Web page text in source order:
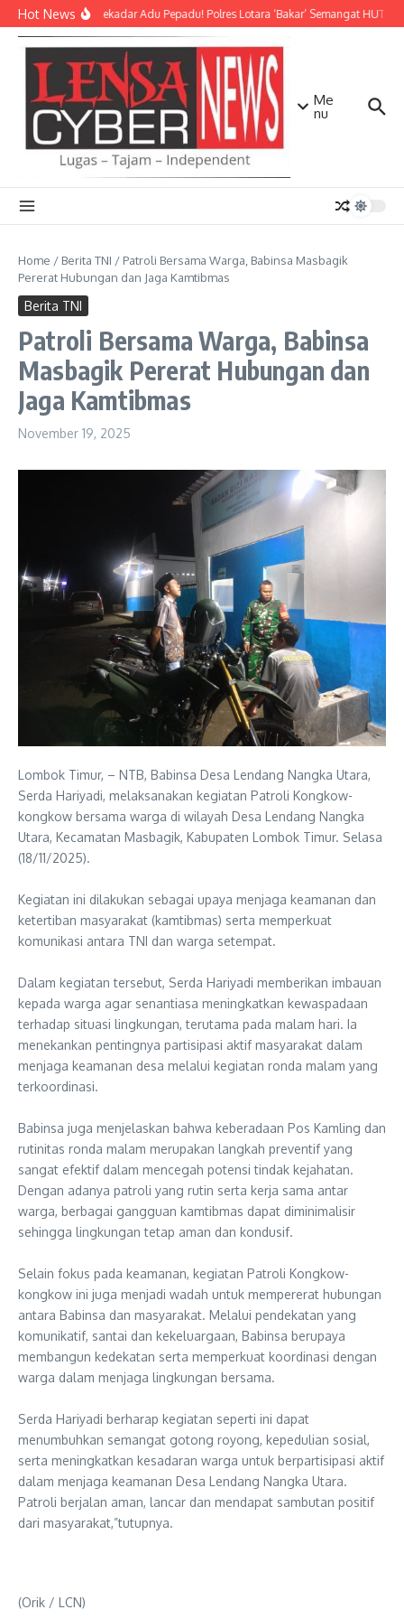
Lewati ke konten
Hot NewsBukan Sekadar Adu Pepadu! Polres Lotara ‘Bakar’ Semangat HUT
Me
nu
Home / Berita TNI / Patroli Bersama Warga, Babinsa Masbagik
Pererat Hubungan dan Jaga Kamtibmas
Berita TNI
Patroli Bersama Warga, Babinsa
Masbagik Pererat Hubungan dan
Jaga Kamtibmas
November 19, 2025
Lombok Timur, – NTB, Babinsa Desa Lendang Nangka Utara,
Serda Hariyadi, melaksanakan kegiatan Patroli Kongkow-
kongkow bersama warga di wilayah Desa Lendang Nangka
Utara, Kecamatan Masbagik, Kabupaten Lombok Timur. Selasa
(18/11/2025).
‎Kegiatan ini dilakukan sebagai upaya menjaga keamanan dan
ketertiban masyarakat (kamtibmas) serta memperkuat
komunikasi antara TNI dan warga setempat.
‎Dalam kegiatan tersebut, Serda Hariyadi memberikan imbauan
kepada warga agar senantiasa meningkatkan kewaspadaan
terhadap situasi lingkungan, terutama pada malam hari. Ia
menekankan pentingnya partisipasi aktif masyarakat dalam
menjaga keamanan desa melalui kegiatan ronda malam yang
terkoordinasi.
‎Babinsa juga menjelaskan bahwa keberadaan Pos Kamling dan
rutinitas ronda malam merupakan langkah preventif yang
sangat efektif dalam mencegah potensi tindak kejahatan.
Dengan adanya patroli yang rutin serta kerja sama antar
warga, berbagai gangguan kamtibmas dapat diminimalisir
sehingga lingkungan tetap aman dan kondusif.
‎Selain fokus pada keamanan, kegiatan Patroli Kongkow-
kongkow ini juga menjadi wadah untuk mempererat hubungan
antara Babinsa dan masyarakat. Melalui pendekatan yang
komunikatif, santai dan kekeluargaan, Babinsa berupaya
membangun kedekatan serta memperkuat koordinasi dengan
warga dalam menjaga lingkungan bersama.
‎Serda Hariyadi berharap kegiatan seperti ini dapat
menumbuhkan semangat gotong royong, kepedulian sosial,
serta meningkatkan kesadaran warga untuk berpartisipasi aktif
dalam menjaga keamanan Desa Lendang Nangka Utara.
Patroli berjalan aman, lancar dan mendapat sambutan positif
dari masyarakat,”tutupnya.
(Orik / LCN)